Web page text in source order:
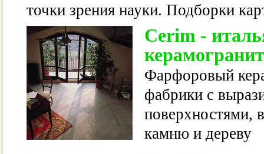
точки зрения науки. Подборки
Cerim -
керамогранит
Фарфоровый
фабрики с
поверхностями,
камню и дереву